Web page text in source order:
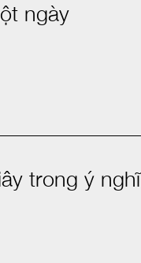
ngày
trong ý nghĩ